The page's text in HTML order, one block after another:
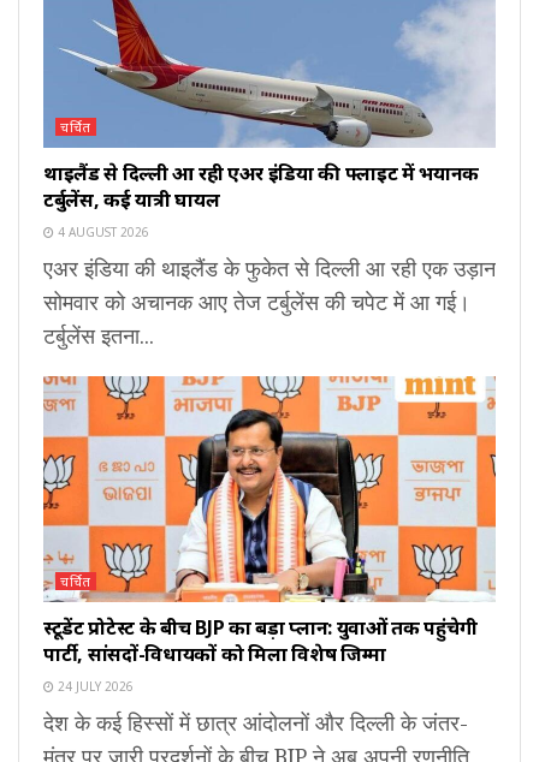
चर्चित
थाइलैंड से दिल्ली आ रही एअर इंडिया की फ्लाइट में भयानक
टर्बुलेंस, कई यात्री घायल
4 AUGUST 2026
एअर इंडिया की थाइलैंड के फुकेत से दिल्ली आ रही एक उड़ान
सोमवार को अचानक आए तेज टर्बुलेंस की चपेट में आ गई।
टर्बुलेंस इतना...
चर्चित
स्टूडेंट प्रोटेस्ट के बीच BJP का बड़ा प्लान: युवाओं तक पहुंचेगी
पार्टी, सांसदों-विधायकों को मिला विशेष जिम्मा
24 JULY 2026
देश के कई हिस्सों में छात्र आंदोलनों और दिल्ली के जंतर-
मंतर पर जारी प्रदर्शनों के बीच BJP ने अब अपनी रणनीति